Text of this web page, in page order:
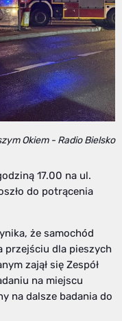
Okiem - Radio Bielsko
17.00 na ul.
do potrącenia
że samochód
przejściu dla pieszych
zajął się Zespół
na miejscu
na dalsze badania do